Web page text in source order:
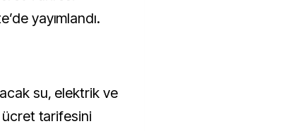
yayımlandı.
su, elektrik ve
ücret tarifesini